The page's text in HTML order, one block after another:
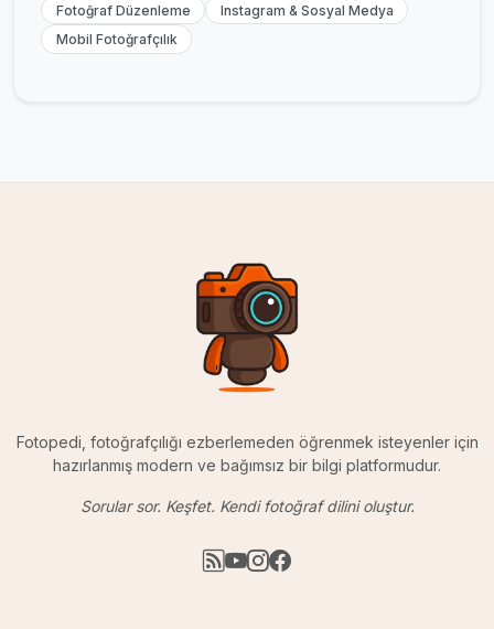
Fotoğraf Düzenleme
Instagram & Sosyal Medya
Mobil Fotoğrafçılık
Fotopedi, fotoğrafçılığı ezberlemeden öğrenmek isteyenler için
hazırlanmış modern ve bağımsız bir bilgi platformudur.
Sorular sor. Keşfet. Kendi fotoğraf dilini oluştur.